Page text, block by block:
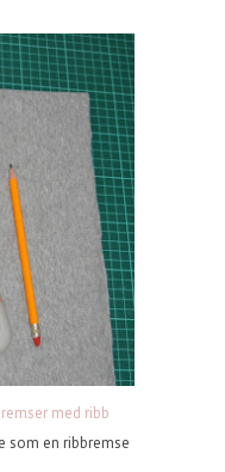
med ribb
som en ribbremse